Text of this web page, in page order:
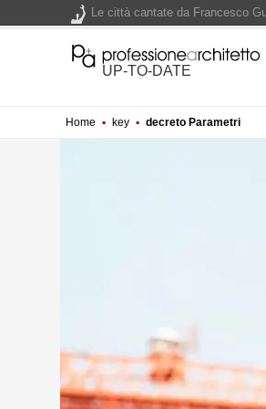
UP-TO-DATE
Home ▪ key ▪ decreto Parametri
Le città cantate da Francesco
200 manifesti per i 200 anni di